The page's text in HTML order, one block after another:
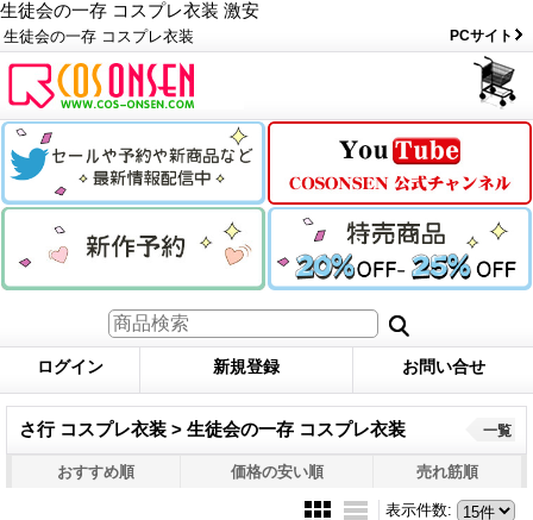
生徒会の一存 コスプレ衣装 激安
生徒会の一存 コスプレ衣装 PCサイト
ログイン 新規登録 お問い合せ
さ行 コスプレ衣装 > 生徒会の一存 コスプレ衣装 一覧
おすすめ順 価格の安い順 売れ筋順
表示件数: